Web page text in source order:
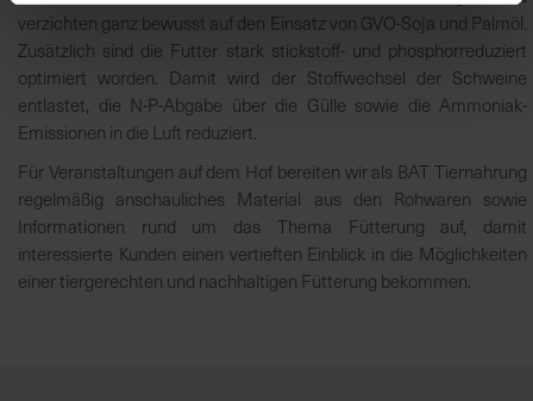
verzichten ganz bewusst auf den Einsatz von GVO-Soja und Palmöl.
Zusätzlich sind die Futter stark stickstoff- und phosphorreduziert
optimiert worden. Damit wird der Stoffwechsel der Schweine
entlastet, die N-P-Abgabe über die Gülle sowie die Ammoniak-
Emissionen in die Luft reduziert.
Für Veranstaltungen auf dem Hof bereiten wir als BAT Tiernahrung
regelmäßig anschauliches Material aus den Rohwaren sowie
Informationen rund um das Thema Fütterung auf, damit
interessierte Kunden einen vertieften Einblick in die Möglichkeiten
einer tiergerechten und nachhaltigen Fütterung bekommen.